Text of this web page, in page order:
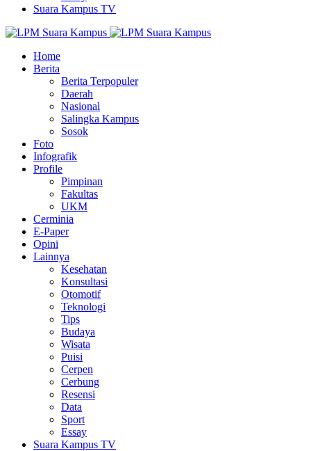
Suara Kampus TV
Home
Berita
Berita Terpopuler
Daerah
Nasional
Salingka Kampus
Sosok
Foto
Infografik
Profile
Pimpinan
Fakultas
UKM
Cerminia
E-Paper
Opini
Lainnya
Kesehatan
Konsultasi
Otomotif
Teknologi
Tips
Budaya
Wisata
Puisi
Cerpen
Cerbung
Resensi
Data
Sport
Essay
Suara Kampus TV